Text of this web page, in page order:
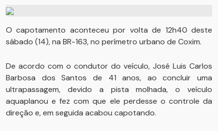
O capotamento aconteceu por volta de 12h40 deste
sábado (14), na BR-163, no perímetro urbano de Coxim.
De acordo com o condutor do veículo, José Luis Carlos
Barbosa dos Santos de 41 anos, ao concluir uma
ultrapassagem, devido a pista molhada, o veículo
aquaplanou e fez com que ele perdesse o controle da
direção e, em seguida acabou capotando.